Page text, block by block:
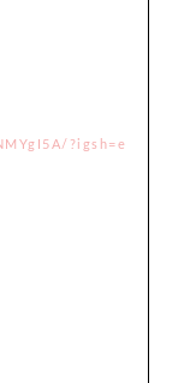
?igsh=e